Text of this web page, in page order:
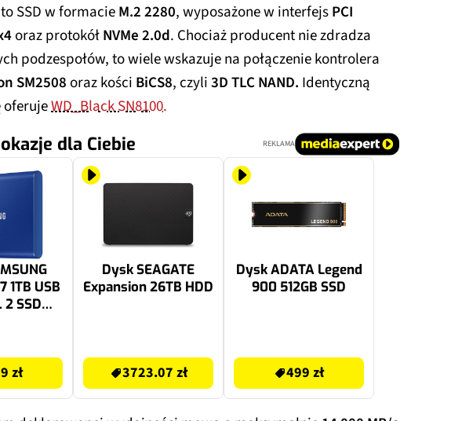
to SSD w formacieM.2 2280, wyposażone w interfejsPCI
oraz protokółNVMe 2.0d. Chociaż producent nie zdradza
podzespołów, to wiele wskazuje na połączenie kontrolera
SM2508oraz kości BiCS8, czyli3D TLC NAND. Identyczną
WD_Black SN8100.
dla Ciebie REKLAMA
1TB USB
2 SSD
zł
Dysk SEAGATE
Expansion 26TB HDD
3723.07 zł
Dysk ADATA Legend
900 512GB SSD
499 zł